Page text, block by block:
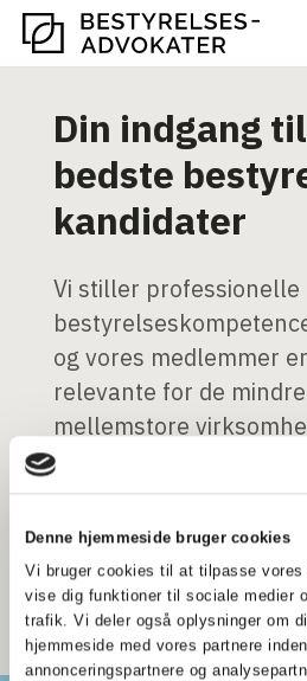
Denne hjemmeside bruger cookies
Vi bruger cookies til at tilpasse
vise dig funktioner til sociale medier
trafik. Vi deler også oplysninger om
hjemmeside med vores partnere
annonceringspartnere og
Din indgang
bedste
kandidater
Vi stiller professionelle
og vores medlemmer
relevante for de
mellemstore
bestyrelser. Søg
kompetente
næste
Find bestyrelsesmedlem